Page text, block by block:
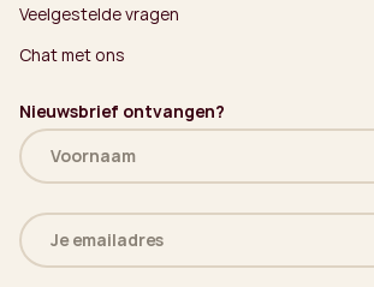
Veelgestelde vragen
Chat met ons
Nieuwsbrief ontvangen?
Naam
(Vereist)
E-
mailadres
(Vereist)